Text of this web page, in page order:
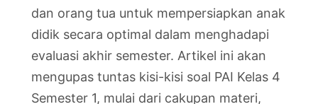
dan orang tua untuk mempersiapkan anak
didik secara optimal dalam menghadapi
evaluasi akhir semester. Artikel ini akan
mengupas tuntas kisi-kisi soal PAI Kelas 4
Semester 1, mulai dari cakupan materi,